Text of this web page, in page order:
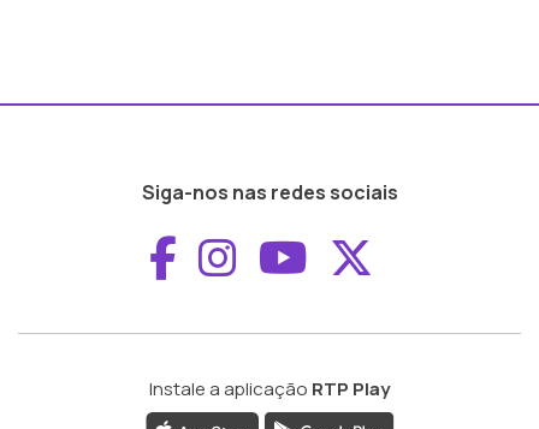
Siga-nos nas redes sociais
Aceder ao
Aceder ao
Aceder ao
Instale a aplicação RTP Play